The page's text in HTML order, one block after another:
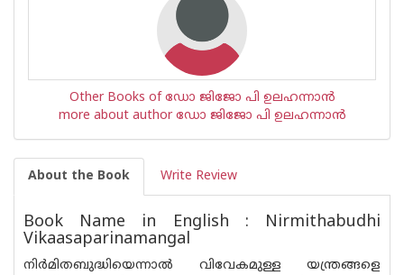
Other Books of ഡോ ജിജോ പി ഉലഹന്നാൻ
more about author ഡോ ജിജോ പി ഉലഹന്നാൻ
About the Book Write Review
Book Name in English : Nirmithabudhi
Vikaasaparinamangal
നിർമിതബുദ്ധിയെന്നാൽ വിവേകമുള്ള യന്ത്രങ്ങളെ